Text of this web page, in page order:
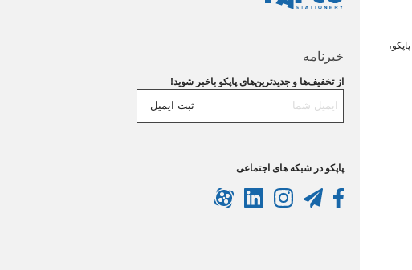
خبرنامه
از تخفیف‌ها و جدیدترین‌های پاپکو باخبر شوید!
ثبت ایمیل
پاپکو در شبکه های اجتماعی